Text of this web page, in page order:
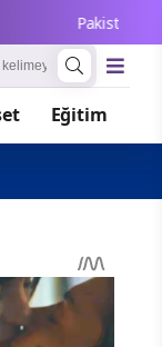
Pakistan
Eğitim